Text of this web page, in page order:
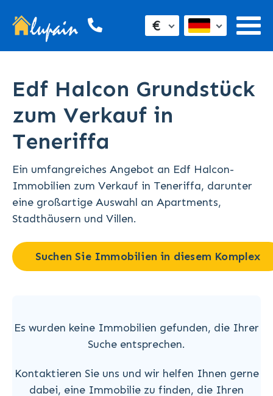
€
Edf Halcon Grundstück
zum Verkauf in
Teneriffa
Ein umfangreiches Angebot an Edf Halcon-
Immobilien zum Verkauf in Teneriffa, darunter
eine großartige Auswahl an Apartments,
Stadthäusern und Villen.
Suchen Sie Immobilien in diesem Komplex
Es wurden keine Immobilien gefunden, die Ihrer
Suche entsprechen.
Kontaktieren Sie uns und wir helfen Ihnen gerne
dabei, eine Immobilie zu finden, die Ihren